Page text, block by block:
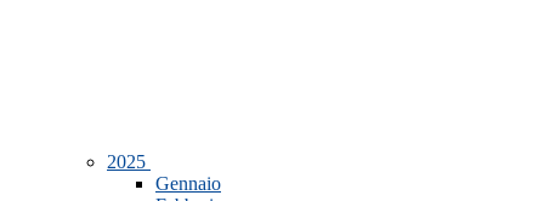
2025
Gennaio